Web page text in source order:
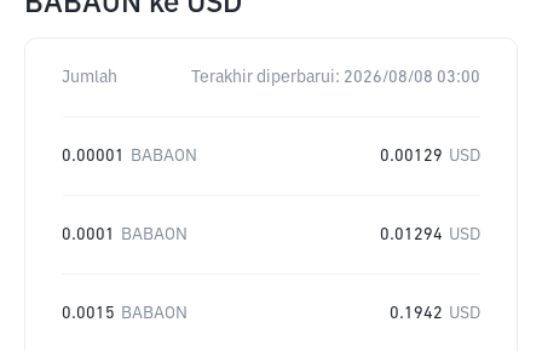
Jumlah Terakhir diperbarui: 2026/08/08 03:00
0.00001 BABAON 0.00129 USD
0.0001 BABAON 0.01294 USD
0.0015 BABAON 0.1942 USD